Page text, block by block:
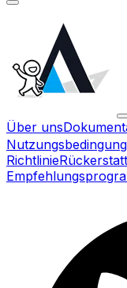
Über uns
Richtlinie